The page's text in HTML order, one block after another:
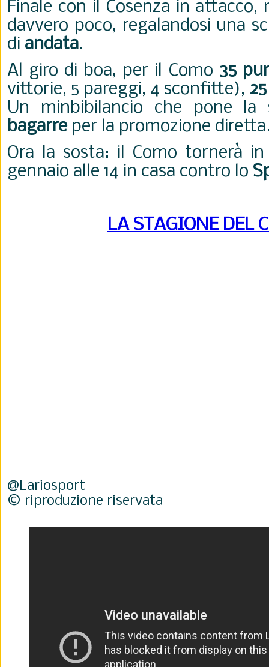
Finale con il Cosenza in attacco,
davvero poco, regalandosi una
di andata.
Al giro di boa, per il Como 35
vittorie, 5 pareggi, 4 sconfitte),
Un minbibilancio che pone la
bagarreper la promozione
Ora la sosta: il Como tornerà in
gennaio alle 14 in casa contro lo
LA STAGIONE DEL
@Lariosport
© riproduzione riservata